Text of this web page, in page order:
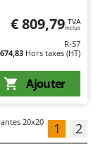
€ 809,79 TVA
Inclus
R-57
Hors taxes (HT)
Ajouter
20x20
1 2